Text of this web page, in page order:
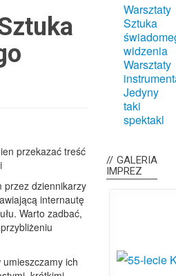
przez dziennikarzy
internautę
Warto zadbać,
umieszczamy ich
Warsztaty
Sztuka
widzenia
Warsztaty
Jedyny
taki
spektakl
GALERIA
IMPREZ